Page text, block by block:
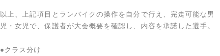
以上、上記項目とランバイクの操作を自分で行え、完走可能な男
児・女児で、保護者が大会概要を確認し、内容を承諾した選手。
●クラス分け